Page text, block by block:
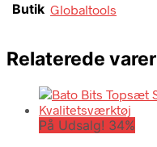
Butik Globaltools
Relaterede varer
På Udsalg! 34%